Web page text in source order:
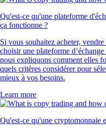
Qu'est-ce qu'une plateforme
ça fonctionne ?
Si vous souhaitez acheter,
choisir une plateforme
nous expliquons comment elles
quels critères considérer pour
mieux à vos besoins.
Learn more
Qu'est-ce qu'une cryptomonnaie